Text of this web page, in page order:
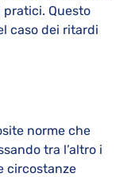
Questo
caso dei ritardi
norme che
tra l’altro i
circostanze